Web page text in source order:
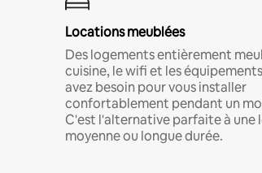
Locations meublées
Des logements entièrement
cuisine, le wifi et les
avez besoin pour vous installer
confortablement pendant un
C'est l'alternative parfaite à une
moyenne ou longue durée.